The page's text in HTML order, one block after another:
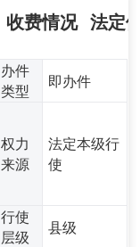
收费情况 法定
办件
类型
即办件
权力
来源
法定本级行
使
行使
层级
县级